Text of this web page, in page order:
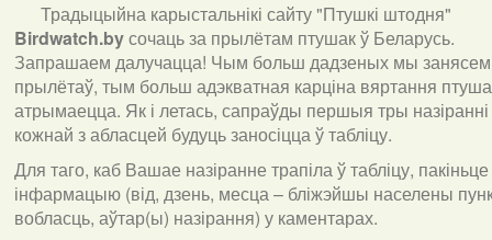
Традыцыйна карыстальнікі сайту "Птушкі штодня"
Birdwatch.byсочаць за прылётам птушак ў Беларусь.
Запрашаем далучацца! Чым больш дадзеных мы занясем
прылётаў, тым больш адэкватная карціна вяртання
атрымаецца. Як і летась, сапраўды першыя тры
кожнай з абласцей будуць заносіцца ў табліцу.
Для таго, каб Вашае назіранне трапіла ў табліцу,
інфармацыю (від, дзень, месца – бліжэйшы населены
вобласць, аўтар(ы) назірання) у каментарах.